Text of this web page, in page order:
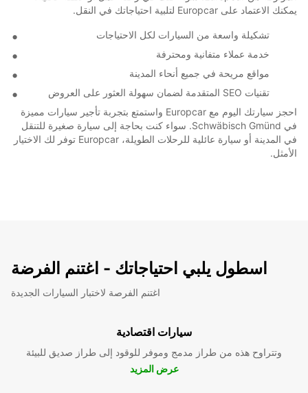
يمكنك الاعتماد على Europcar لتلبية احتياجاتك في النقل.
تشكيلة واسعة من السيارات لكل الاحتياجات
خدمة عملاء متفانية ومحترفة
مواقع مريحة في جميع أنحاء المدينة
تقنيات SEO المتقدمة لضمان سهولة العثور على العروض
احجز سيارتك اليوم مع Europcar واستمتع بتجربة تأجير سيارات مميزة
في Schwäbisch Gmünd. سواء كنت بحاجة إلى سيارة صغيرة للتنقل
في المدينة أو سيارة عائلية للرحلات الطويلة، Europcar توفر لك الاختيار
الأمثل.
اسطول يلبي احتياجاتك - اغتنم الفرضة
اغتنم الفرصة لاختبار السيارات الجديدة
سيارات اقتصادية
وتتراوح هذه من طراز مدمج وموفر للوقود إلى طراز صديق للبيئة
عرض المزيد